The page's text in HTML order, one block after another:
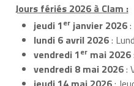
Jours fériés 2026 à Clam :
jeudi 1er janvier 2026:
lundi 6 avril 2026:
vendredi 1er mai 2026
vendredi 8 mai 2026: